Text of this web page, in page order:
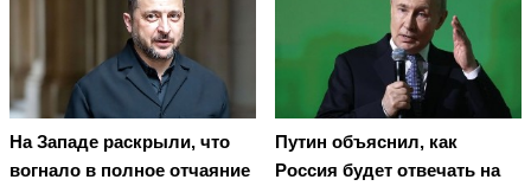
На Западе раскрыли, что
вогнало в полное отчаяние
Путин объяснил, как
Россия будет отвечать на